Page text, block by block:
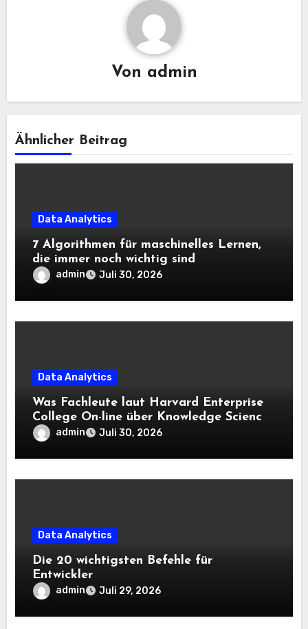
Von admin
Ähnlicher Beitrag
Data Analytics
7 Algorithmen für maschinelles Lernen,
die immer noch wichtig sind
admin Juli 30, 2026
Data Analytics
Was Fachleute laut Harvard Enterprise
College On-line über Knowledge Science
und KI wissen sollten
admin Juli 30, 2026
Data Analytics
Die 20 wichtigsten Befehle für
Entwickler
admin Juli 29, 2026